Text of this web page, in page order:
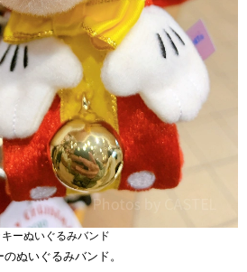
キーぬいぐるみバンド
ぬいぐるみバンド。